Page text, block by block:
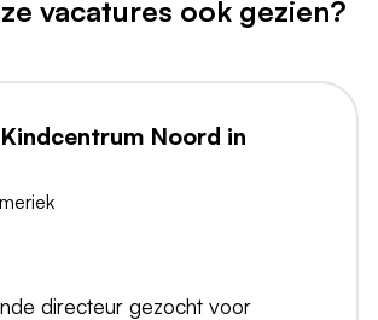
vacatures ook gezien?
Noord in
directeur gezocht voor